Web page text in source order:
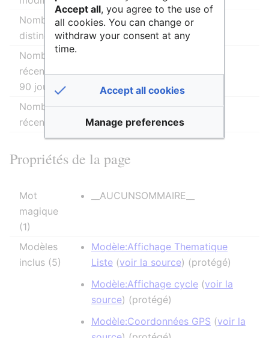
Nombre total d’auteurs
distincts
5
Nombre de modifications
récentes (dans les derniers
90 jours)
Nombre d’auteurs distincts
récents
0
Propriétés de la page
Mot
magique
(1)
__AUCUNSOMMAIRE__
Modèles
inclus (5)
Modèle:Affichage Thematique
Liste (voir la source) (protégé)
Modèle:Affichage cycle (voir la
source) (protégé)
Modèle:Coordonnées GPS (voir la
Accept all, you agree to the use of
all cookies. You can change or
withdraw your consent at any
time.
Accept all cookies
Manage preferences